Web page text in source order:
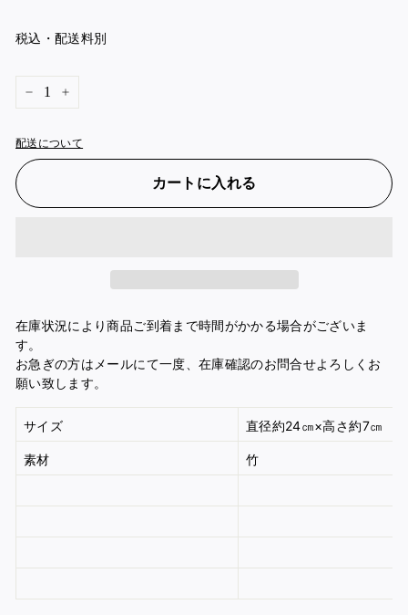
税込・配送料別
配送について
カートに入れる
在庫状況により商品ご到着まで時間がかかる場合がございま
す。
お急ぎの方はメールにて一度、在庫確認のお問合せよろしくお
願い致します。
サイズ 直径約24㎝×高さ約7㎝
素材 竹